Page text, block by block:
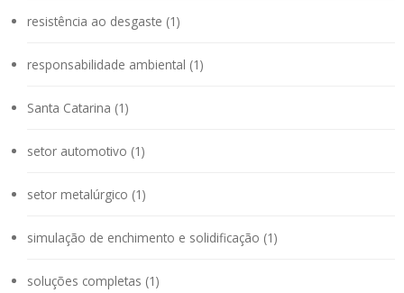
resistência ao desgaste (1)
responsabilidade ambiental (1)
Santa Catarina (1)
setor automotivo (1)
setor metalúrgico (1)
simulação de enchimento e solidificação (1)
soluções completas (1)